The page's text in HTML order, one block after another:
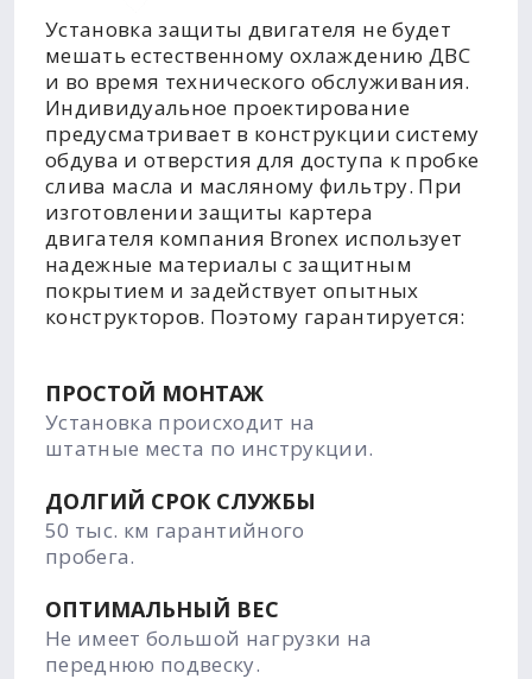
Установка защиты двигателя не будет
мешать естественному охлаждению ДВС
и во время технического обслуживания.
Индивидуальное проектирование
предусматривает в конструкции систему
обдува и отверстия для доступа к пробке
слива масла и масляному фильтру. При
изготовлении защиты картера
двигателя компания Bronex использует
надежные материалы с защитным
покрытием и задействует опытных
конструкторов. Поэтому гарантируется:
ПРОСТОЙ МОНТАЖ
Установка происходит на
штатные места по инструкции.
ДОЛГИЙ СРОК СЛУЖБЫ
50 тыс. км гарантийного
пробега.
ОПТИМАЛЬНЫЙ ВЕС
Не имеет большой нагрузки на
переднюю подвеску.